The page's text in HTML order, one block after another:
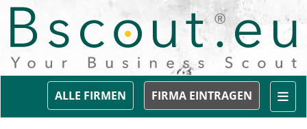
FIRMA EINTRAGEN
ALLE FIRMEN